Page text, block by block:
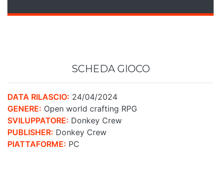
SCHEDA GIOCO
DATA RILASCIO: 24/04/2024
GENERE: Open world crafting RPG
SVILUPPATORE: Donkey Crew
PUBLISHER: Donkey Crew
PIATTAFORME: PC